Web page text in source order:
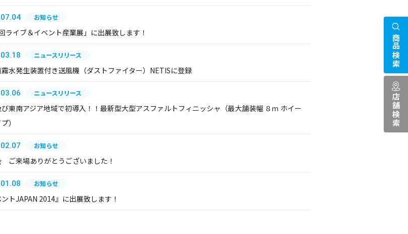
お知らせ
回ライブ＆イベント産業展」に出展致します！
ニュースリリース
水発生装置付き送風機（ダストファイター）NETISに登録
ニュースリリース
び東南アジア地域で初導入！！最新型大型アスファルトフィニッシャ（最大舗装幅 ８ｍ ホイー
）
お知らせ
ご来場ありがとうございました！
お知らせ
ントJAPAN 2014』に出展致します！
商品検索
店舗検索